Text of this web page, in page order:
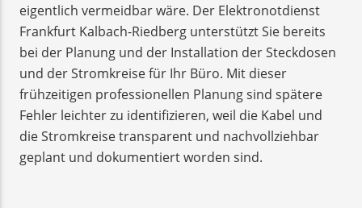
eigentlich vermeidbar wäre. Der Elektronotdienst
Frankfurt Kalbach-Riedberg unterstützt Sie bereits
bei der Planung und der Installation der Steckdosen
und der Stromkreise für Ihr Büro. Mit dieser
frühzeitigen professionellen Planung sind spätere
Fehler leichter zu identifizieren, weil die Kabel und
die Stromkreise transparent und nachvollziehbar
geplant und dokumentiert worden sind.